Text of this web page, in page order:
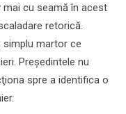
cu seamă în acest
retorică.
simplu martor ce
Preşedintele nu
spre a identifica o